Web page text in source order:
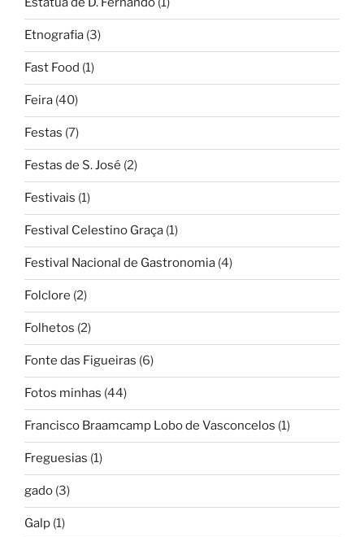
Etnografia (3)
Fast Food (1)
Feira (40)
Festas (7)
Festas de S. José (2)
Festivais (1)
Festival Celestino Graça (1)
Festival Nacional de Gastronomia (4)
Folclore (2)
Folhetos (2)
Fonte das Figueiras (6)
Fotos minhas (44)
Francisco Braamcamp Lobo de Vasconcelos (1)
Freguesias (1)
gado (3)
Galp (1)